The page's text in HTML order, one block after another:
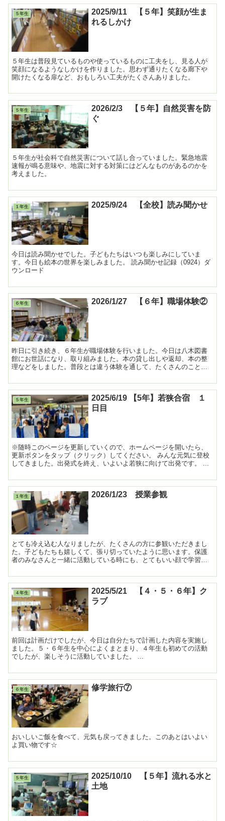
５年生
2025/9/11 【５年】笑顔が生ま
れるしかけ
５年生は普段見ているものや使っているものに工夫をし、見る人が
笑顔になるようなしかけを作りました。思わず通りたくなる廊下や
開けたくなる扉など、おもしろい工夫がたくさんありました。
５年生
2026/2/3 【５年】自然災害を防
ぐ
５年生が社会科で自然災害について話し合っていました。緊急地震
速報が鳴る意味や、地震に対する対策にはどんなものがあるのかを
考えました。
１年生 2025/9/24 【全校】読み聞かせ
今日は読み聞かせでした。子どもたちはいつも楽しみにしていま
す。今日も絵本の世界を楽しみました。 読み聞かせ記録（0924）ダ
ウンロード
６年生 2026/1/27 【６年】職場体験②
昨日に引き続き、６年生が職場体験を行いました。今日は八木図書
館にお世話になり、取り組みました。本の貸し出しや返却、本の整
理などをしました。普段とは違う体験を通して、たくさんのことを
５年生
2025/6/19 【5年】若狭合宿 １
日目
※随時このページを更新していくので、ホームページを開いたら、
更新ボタンをタップ（クリック）してください。 みんな元気に登校
してきました。出発式を終え、いよいよ若狭に向けて出発です。 ...
１年生 2026/1/23 授業参観
とても冷え込む人なりましたが、たくさんの方に参観いただきまし
た。子どもたちも嬉しくて、張り切っていたように思います。保護
者のみなさんと一緒に活動している時にも、とてもいい顔で学習し
４年生
2025/5/21 【４・５・６年】ク
ラブ
前回は計画だけでしたが、今日は自分たちで計画した内容を実施し
ました。５・６年生を中心によくまとまり、４年生も初めての活動
でしたが、楽しそうに活動していました。 ...
６年生 修学旅行⑦
おいしいご飯を食べて、元気も戻ってきました。このあとはいよい
よ買い物です☆
５年生
2025/10/10 【５年】流れる水と
土地